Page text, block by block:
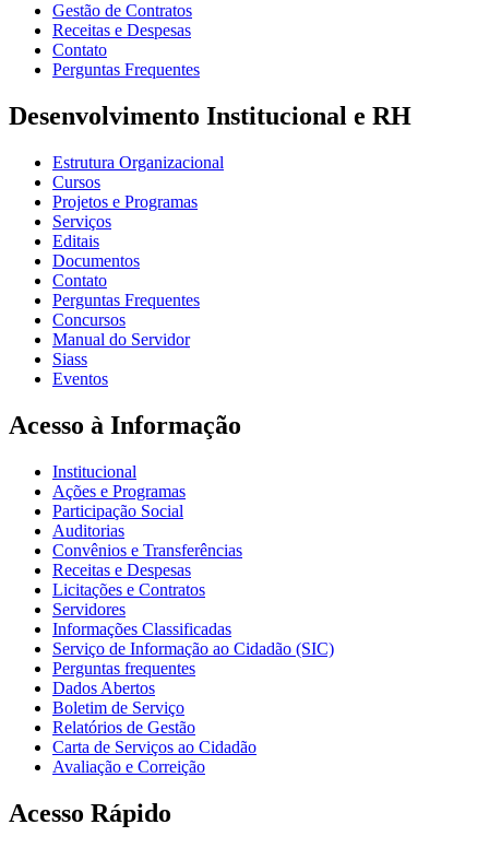
Gestão de Contratos
Receitas e Despesas
Contato
Perguntas Frequentes
Desenvolvimento Institucional e RH
Estrutura Organizacional
Cursos
Projetos e Programas
Serviços
Editais
Documentos
Contato
Perguntas Frequentes
Concursos
Manual do Servidor
Siass
Eventos
Acesso à Informação
Institucional
Ações e Programas
Participação Social
Auditorias
Convênios e Transferências
Receitas e Despesas
Licitações e Contratos
Servidores
Informações Classificadas
Serviço de Informação ao Cidadão (SIC)
Perguntas frequentes
Dados Abertos
Boletim de Serviço
Relatórios de Gestão
Carta de Serviços ao Cidadão
Avaliação e Correição
Acesso Rápido